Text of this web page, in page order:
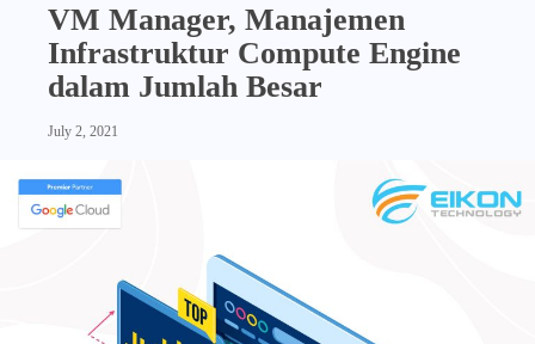
VM Manager, Manajemen
Infrastruktur Compute Engine
dalam Jumlah Besar
July 2, 2021